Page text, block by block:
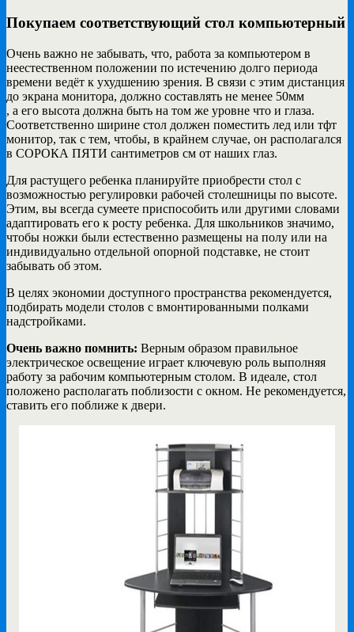
Покупаем соответствующий стол компьютерный
Очень важно не забывать, что, работа за компьютером в
неестественном положении по истечению долго периода
времени ведёт к ухудшению зрения. В связи с этим дистанция
до экрана монитора, должно составлять не менее 50мм
, а его высота должна быть на том же уровне что и глаза.
Соответственно ширине стол должен поместить лед или тфт
монитор, так с тем, чтобы, в крайнем случае, он располагался
в СОРОКА ПЯТИ сантиметров см от наших глаз.
Для растущего ребенка планируйте приобрести стол с
возможностью регулировки рабочей столешницы по высоте.
Этим, вы всегда сумеете приспособить или другими словами
адаптировать его к росту ребенка. Для школьников значимо,
чтобы ножки были естественно размещены на полу или на
индивидуально отдельной опорной подставке, не стоит
забывать об этом.
В целях экономии доступного пространства рекомендуется,
подбирать модели столов с вмонтированными полками
надстройками.
Очень важно помнить: Верным образом правильное
электрическое освещение играет ключевую роль выполняя
работу за рабочим компьютерным столом. В идеале, стол
положено располагать поблизости с окном. Не рекомендуется,
ставить его поближе к двери.